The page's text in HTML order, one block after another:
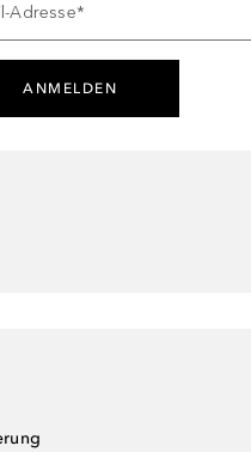
Adresse*
ANMELDEN